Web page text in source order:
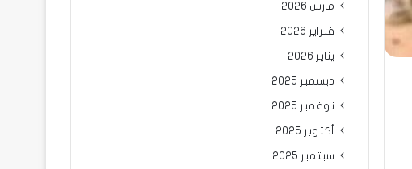
مارس 2026
فبراير 2026
يناير 2026
ديسمبر 2025
نوفمبر 2025
أكتوبر 2025
سبتمبر 2025